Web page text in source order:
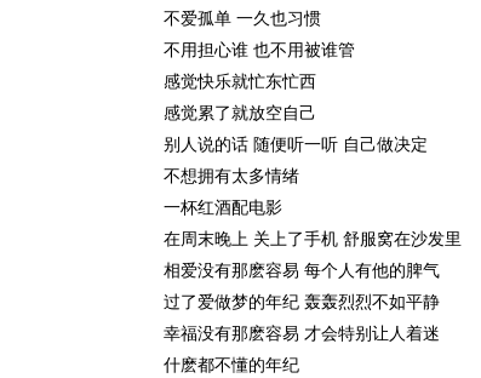
不爱孤单 一久也习惯
不用担心谁 也不用被谁管
感觉快乐就忙东忙西
感觉累了就放空自己
别人说的话 随便听一听 自己做决定
不想拥有太多情绪
一杯红酒配电影
在周末晚上 关上了手机 舒服窝在沙发里
相爱没有那麽容易 每个人有他的脾气
过了爱做梦的年纪 轰轰烈烈不如平静
幸福没有那麽容易 才会特别让人着迷
什麽都不懂的年纪